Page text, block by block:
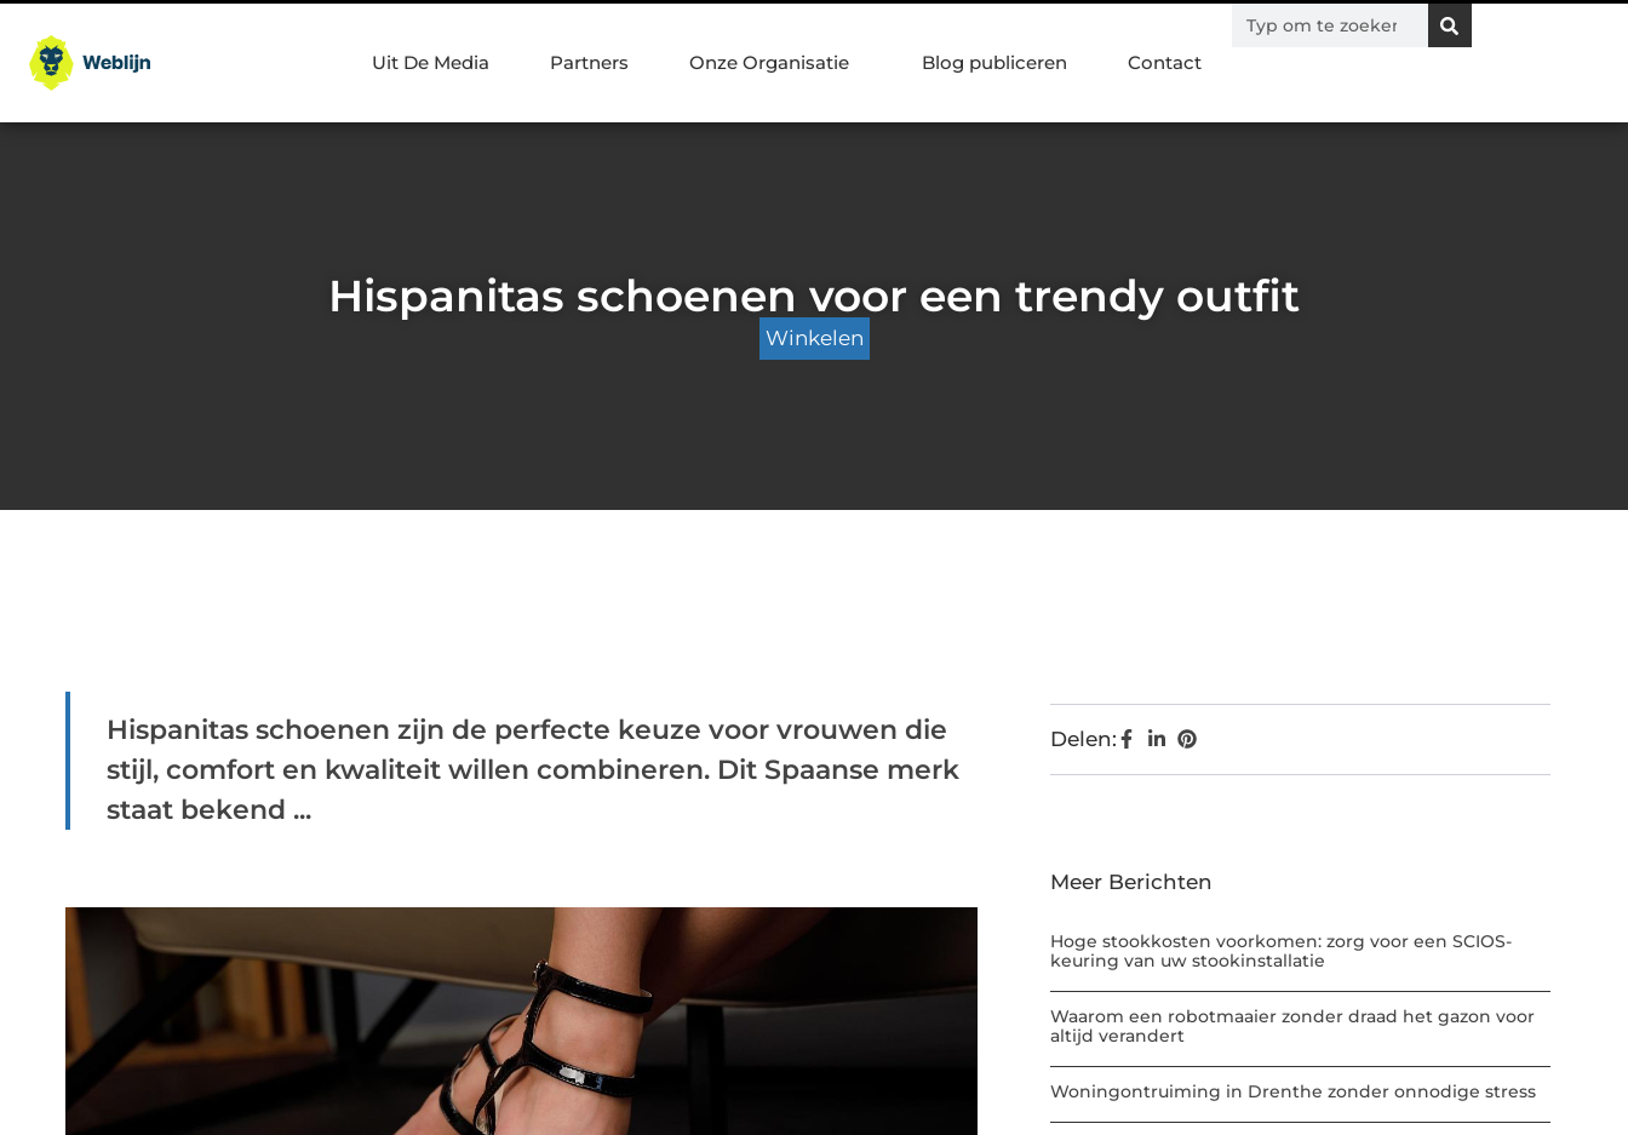
Uit De Media Partners Onze Organisatie Blog publiceren Contact
Hispanitas schoenen voor een trendy outfit
Winkelen
Hispanitas schoenen zijn de perfecte keuze voor vrouwen die
stijl, comfort en kwaliteit willen combineren. Dit Spaanse merk
staat bekend ...
Delen:
Meer Berichten
Hoge stookkosten voorkomen: zorg voor een SCIOS-
keuring van uw stookinstallatie
Waarom een robotmaaier zonder draad het gazon voor
altijd verandert
Woningontruiming in Drenthe zonder onnodige stress